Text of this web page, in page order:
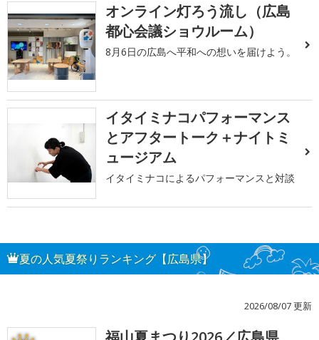
オンライン灯ろう流し（広島
都心会議ショウルーム）
8月6日の広島へ平和への想いを届けよう。
イタイミナコパフォーマンス
とアフタートーク＋ナイトミ
ュージアム
イタイミナコによるパフォーマンスと対談
夏の人気夏祭りランキング【広島県】
2026/08/07 更新